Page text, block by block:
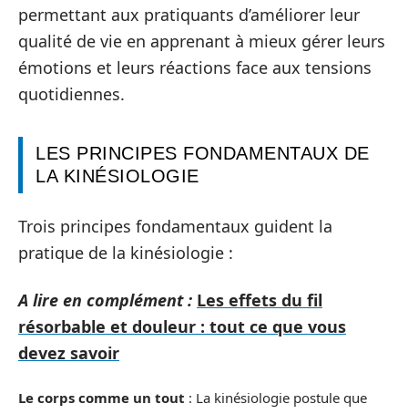
permettant aux pratiquants d’améliorer leur
qualité de vie en apprenant à mieux gérer leurs
émotions et leurs réactions face aux tensions
quotidiennes.
LES PRINCIPES FONDAMENTAUX DE
LA KINÉSIOLOGIE
Trois principes fondamentaux guident la
pratique de la kinésiologie :
A lire en complément : Les effets du fil
résorbable et douleur : tout ce que vous
devez savoir
Le corps comme un tout : La kinésiologie postule que